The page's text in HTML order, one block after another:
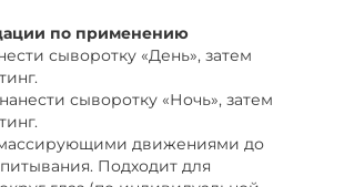
по применению
сыворотку «День», затем
сыворотку «Ночь», затем
движениями до
Подходит для